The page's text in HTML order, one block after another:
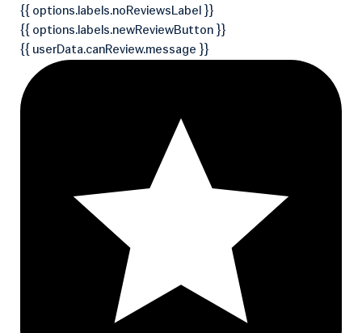
{{ options.labels.noReviewsLabel }}
{{ options.labels.newReviewButton }}
{{ userData.canReview.message }}